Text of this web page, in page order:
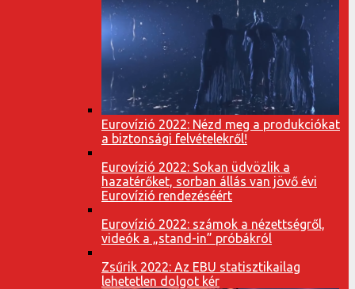
Eurovízió 2022: Nézd meg a produkciókat
a biztonsági felvételekről!
Eurovízió 2022: Sokan üdvözlik a
hazatérőket, sorban állás van jövő évi
Eurovízió rendezéséért
Eurovízió 2022: számok a nézettségről,
videók a „stand-in” próbákról
Zsűrik 2022: Az EBU statisztikailag
lehetetlen dolgot kér